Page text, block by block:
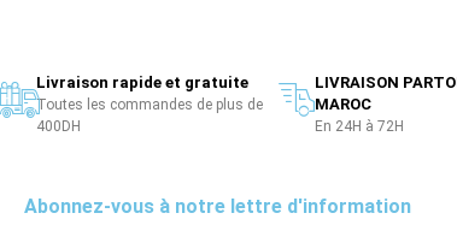
Livraison rapide et gratuite
Toutes les commandes de plus de
400DH
LIVRAISON
MAROC
En 24H à 72H
Abonnez-vous à notre lettre d'information